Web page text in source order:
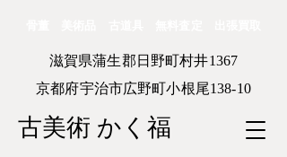
古美術 かく福
京都府宇治市広野町小根尾138-10
滋賀県蒲生郡日野町村井1367